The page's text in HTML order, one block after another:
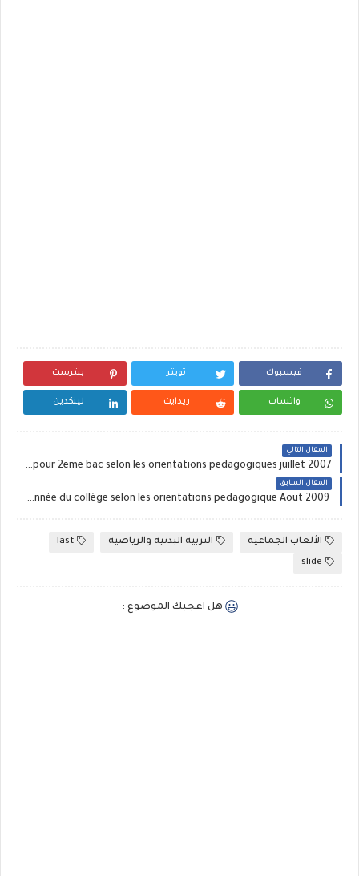
فيسبوك تويتر بنترست
واتساب ريدايت لينكدين
المقال التالي
un nouveau cycle de volley ball selon les pour 2eme bac selon les orientations pedagogiques juillet 2007
المقال السابق
un tres bon cycle de 10 seances de hand ball pour les 1ere année du collège selon les orientations pedagogique Aout 2009
الألعاب الجماعية التربية البدنية والرياضية
last
slide
هل اعجبك الموضوع :